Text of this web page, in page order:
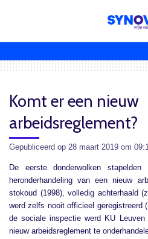
hoofdinhoud
Komt er een nieuw
arbeidsreglement?
Gepubliceerd op 28 maart 2019 om
De eerste donderwolken
heronderhandeling van een nieuw
stokoud (1998), volledig achterhaald
werd zelfs nooit officieel geregistreerd
de sociale inspectie werd KU
nieuw arbeidsreglement te